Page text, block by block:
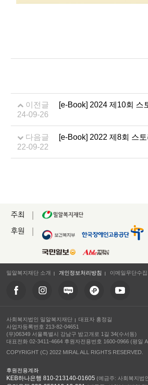
이전글
[e-Book] 2024 제10회 스
24-09-26
다음글
[e-Book] 2022 제8회 스
22-09-22
주최
후원
밀알복지재단 소개 개인정보처리방침 이메일무단수
사회복지법인 밀알복지재단
대표자 홍정길
사업자등록번호 213-82-04651
(우)06349 서울특별시 강남구 밤고개로 1길 34(수서동)
대표전화 02-3411-4664 후원자전용번호 1600-0966 (평일
COPYRIGHT (C) 2022 MIRAL ALL RIGHTS RESERVED.
후원전용계좌
KEB하나은행 810-213140-01605 (예금주: 사회복지법